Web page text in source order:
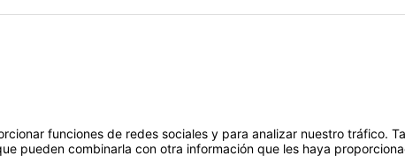
SÍGUENOS EN